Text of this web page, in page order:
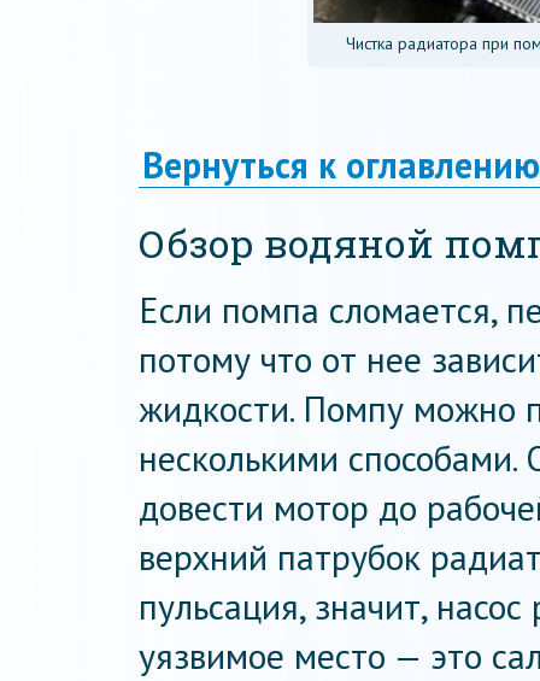
Чистка радиатора при
Вернуться к оглавлению
Обзор водяной
Если помпа сломается,
потому что от нее
жидкости. Помпу можно
несколькими
довести мотор до
верхний патрубок
пульсация, значит,
уязвимое место — это